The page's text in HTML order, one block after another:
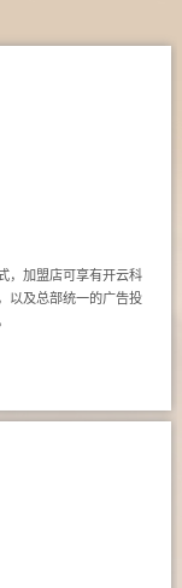
，加盟店可享有开云科
以及总部统一的广告投